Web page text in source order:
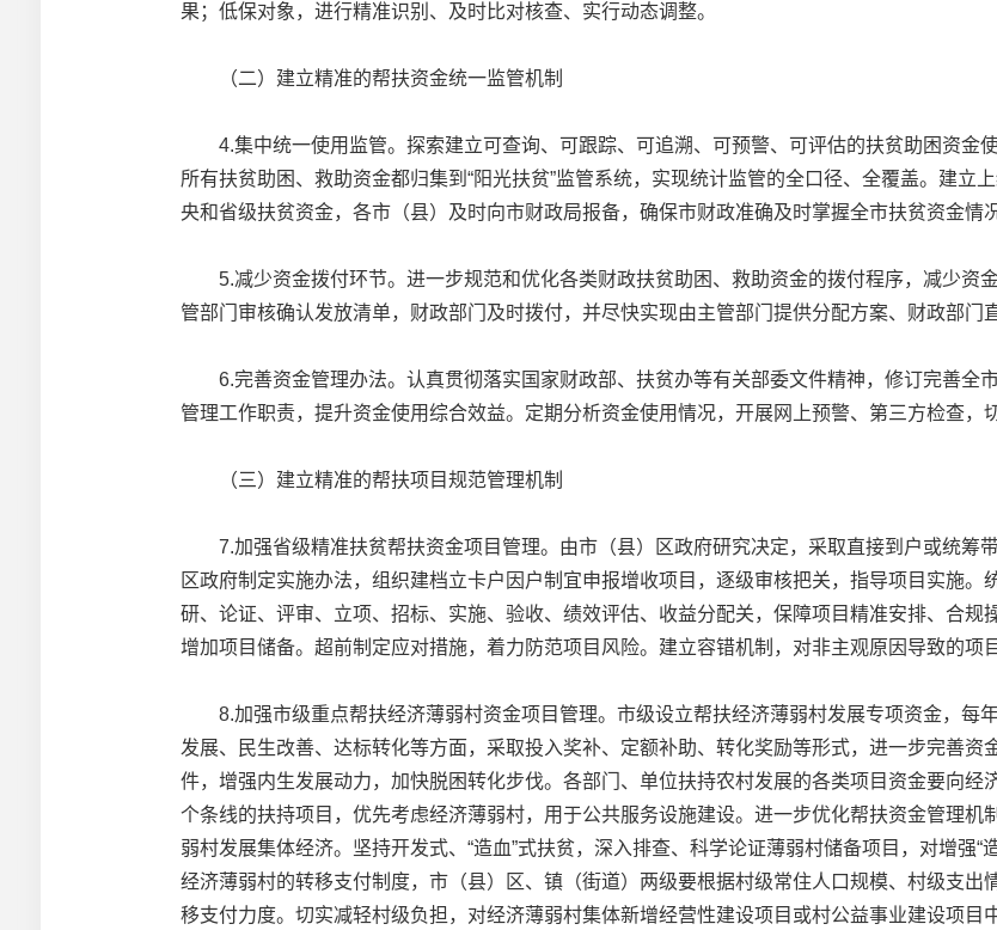
果；低保对象，进行精准识别、及时比对核查、实行动态调整。
（二）建立精准的帮扶资金统一监管机制
4.集中统一使用监管。探索建立可查询、可跟踪、可追溯、可预警、可评估的扶贫助困资金使
所有扶贫助困、救助资金都归集到“阳光扶贫”监管系统，实现统计监管的全口径、全覆盖。建立
央和省级扶贫资金，各市（县）及时向市财政局报备，确保市财政准确及时掌握全市扶贫资金情况
5.减少资金拨付环节。进一步规范和优化各类财政扶贫助困、救助资金的拨付程序，减少资
管部门审核确认发放清单，财政部门及时拨付，并尽快实现由主管部门提供分配方案、财政部门
6.完善资金管理办法。认真贯彻落实国家财政部、扶贫办等有关部委文件精神，修订完善全
管理工作职责，提升资金使用综合效益。定期分析资金使用情况，开展网上预警、第三方检查，
（三）建立精准的帮扶项目规范管理机制
7.加强省级精准扶贫帮扶资金项目管理。由市（县）区政府研究决定，采取直接到户或统筹
区政府制定实施办法，组织建档立卡户因户制宜申报增收项目，逐级审核把关，指导项目实施。
研、论证、评审、立项、招标、实施、验收、绩效评估、收益分配关，保障项目精准安排、合规
增加项目储备。超前制定应对措施，着力防范项目风险。建立容错机制，对非主观原因导致的项
8.加强市级重点帮扶经济薄弱村资金项目管理。市级设立帮扶经济薄弱村发展专项资金，每
发展、民生改善、达标转化等方面，采取投入奖补、定额补助、转化奖励等形式，进一步完善
件，增强内生发展动力，加快脱困转化步伐。各部门、单位扶持农村发展的各类项目资金要向
个条线的扶持项目，优先考虑经济薄弱村，用于公共服务设施建设。进一步优化帮扶资金管理
弱村发展集体经济。坚持开发式、“造血”式扶贫，深入排查、科学论证薄弱村储备项目，对增强
经济薄弱村的转移支付制度，市（县）区、镇（街道）两级要根据村级常住人口规模、村级支
移支付力度。切实减轻村级负担，对经济薄弱村集体新增经营性建设项目或村公益事业建设项